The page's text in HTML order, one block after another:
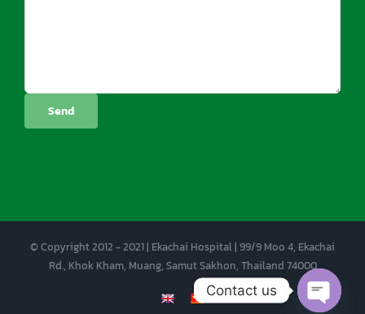
© Copyright 2012 - 2021 | Ekachai Hospital | 99/9 Moo 4, Ekachai
Rd., Khok Kham, Muang, Samut Sakhon, Thailand 74000
EN CNContact us